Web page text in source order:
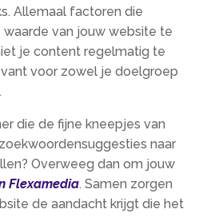
Allemaal factoren die
van jouw website te
je content regelmatig te
voor zowel je doelgroep
die de fijne kneepjes van
naar
Overweeg dan om jouw
Flexamedia.​ Samen zorgen
de aandacht krijgt die het